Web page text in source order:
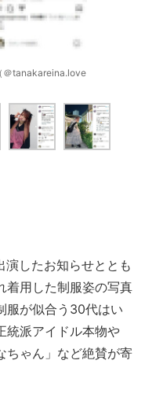
＠tanakareina.love
したお知らせととも
着用した制服姿の写真
服が似合う30代はい
統派アイドル本物や
ちゃん」など絶賛が寄